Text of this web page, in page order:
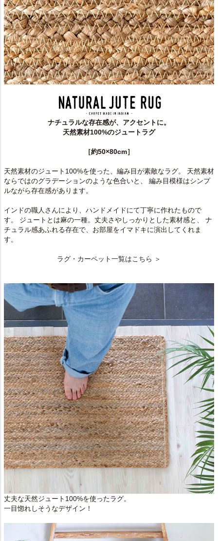
ナチュラルな存在感が、アクセントに。
天然素材100%のジュートラグ
［約50×80cm］
天然素材のジュート100%を使った、編み目が素敵なラグ。 天然素材
ならではのグラデーションのような色合いと、 編み目模様はシンプ
ルながら存在感があります。
インドの職人さんにより、ハンドメイドにて丁寧に作れたもので
す。 ジュートとは麻の一種。丈夫さやしっかりとした素材感と、 ナ
チュラル感あふれる存在で、お部屋をイマドキに演出してくれま
す。
ラグ・カーペット一覧はこちら ＞
丈夫な天然ジュート100%を使ったラグ。
一目惚れしそうなデザイン！